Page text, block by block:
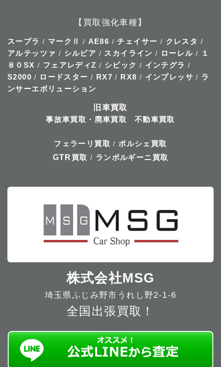
【買取強化車種】
スープラ / マークⅡ / AE86 /チェイサー / クレスタ /
アルテッツァ / シルビア / スカイライン / ローレル /
１
８０SX / フェアレディZ / シビック / インテグラ /
S2000 / ロードスター / RX7 / RX8 / インプレッサ / ラ
ンサーエボリューション
旧車買取
事故車買取・廃車買取
不動車買取
フェラーリ買取 /ポルシェ買取
GTR 買取 / ランボルギーニ買取
株式会社MSG
埼玉県ふじみ野市うれし野2-1-6
全国出張買取！